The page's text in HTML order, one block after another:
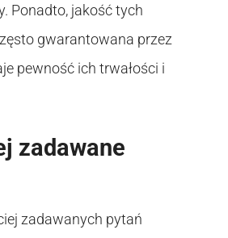
Ponadto, jakość tych
gwarantowana przez
pewność ich trwałości i
zadawane
zadawanych pytań